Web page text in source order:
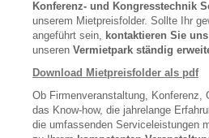
Interaktive
Visualizer
Konferenz- und Kongresstechnik
unserem Mietpreisfolder. Sollte Ihr
angeführt sein, kontaktieren Sie uns
unseren Vermietpark ständig
Download Mietpreisfolder als pdf
Ob Firmenveranstaltung, Konferenz,
das Know-how, die jahrelange
die umfassenden Serviceleistungen